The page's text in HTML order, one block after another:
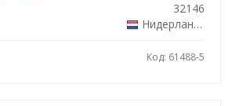
32146
Нидерланды
Код: 61488-5